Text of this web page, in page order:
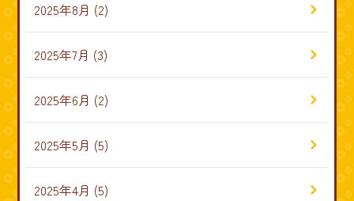
2025年8月 (2)
2025年7月 (3)
2025年6月 (2)
2025年5月 (5)
2025年4月 (5)